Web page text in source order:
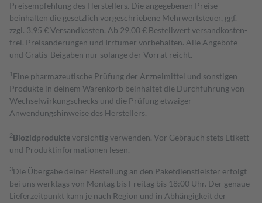
Preisempfehlung des Herstellers. Die angegebenen Preise
beinhalten die gesetzlich vorgeschriebene Mehrwertsteuer, ggf.
zzgl. 3,95 € Versandkosten. Ab 29,00 € Bestell­wert versand­kosten­
frei. Preisänderungen und Irrtümer vorbehalten. Alle Angebote
und Gratis-Beigaben nur solange der Vorrat reicht.
1 Eine pharmazeutische Prüfung der Arzneimittel und sonstigen
Produkte in deinem Warenkorb beinhaltet die Durchführung von
Wechselwirkungschecks und die Prüfung etwaiger
Anwendungshinweise des Herstellers.
2Biozidproduktevorsichtig verwenden. Vor Gebrauch stets Etikett
und Produktinformationen lesen.
3Die Übergabe deiner Bestellung an den Paketdienstleister erfolgt
bei uns werktags von Montag bis Freitag bis 18:00 Uhr. Der genaue
Lieferzeitpunkt kann je nach Region und in Abhängigkeit der